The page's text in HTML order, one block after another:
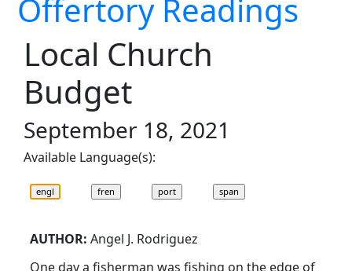
Offertory Readings
Local Church
Budget
September 18, 2021
Available Language(s):
AUTHOR:Angel J. Rodriguez
One day a fisherman was fishing on the edge of